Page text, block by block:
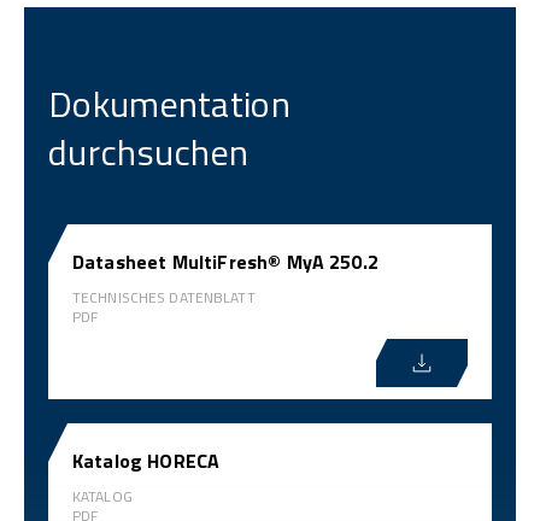
Dokumentation
durchsuchen
Datasheet MultiFresh® MyA 250.2
TECHNISCHES DATENBLATT
PDF
Katalog HORECA
KATALOG
PDF